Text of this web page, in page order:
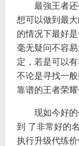
最強王者还
想可以做到最
的情况下最好
毫无疑问不容
定，若是可以
不论是寻找一
靠谱的王者荣耀
现如今好的
到 了非常好的
执行升级代练